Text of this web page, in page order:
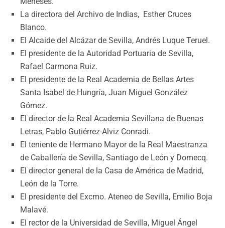
La directora del Archivo de Indias, Esther Cruces
Blanco.
El Alcaide del Alcázar de Sevilla, Andrés Luque Teruel.
El presidente de la Autoridad Portuaria de Sevilla,
Rafael Carmona Ruiz.
El presidente de la Real Academia de Bellas Artes
Santa Isabel de Hungría, Juan Miguel González
Gómez.
El director de la Real Academia Sevillana de Buenas
Letras, Pablo Gutiérrez-Alviz Conradi.
El teniente de Hermano Mayor de la Real Maestranza
de Caballería de Sevilla, Santiago de León y Domecq.
El director general de la Casa de América de Madrid,
León de la Torre.
El presidente del Excmo. Ateneo de Sevilla, Emilio Boja
Malavé.
El rector de la Universidad de Sevilla, Miguel Ángel